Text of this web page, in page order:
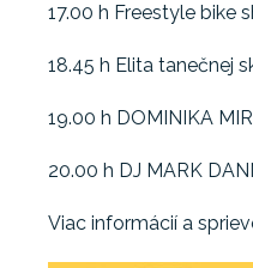
17.00 h Freestyle bike
18.45 h Elita tanečnej
19.00 h DOMINIKA
20.00 h DJ MARK
Viac informácií a